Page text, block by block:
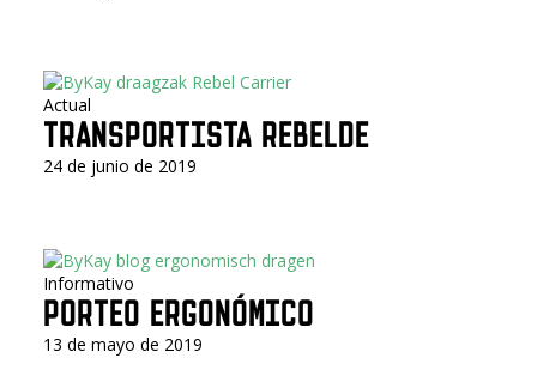
Actual
TRANSPORTISTA REBELDE
24 de junio de 2019
Informativo
PORTEO ERGONÓMICO
13 de mayo de 2019